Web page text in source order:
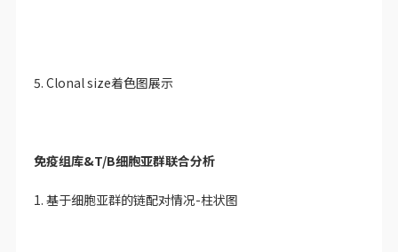
5. Clonal size着色图展示
免疫组库&T/B细胞亚群联合分析
1. 基于细胞亚群的链配对情况-柱状图